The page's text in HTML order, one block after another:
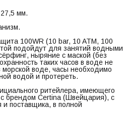
27,5 мм.
100WR (10 bar, 10 ATM, 100
подойдут для занятий водными
ныряние с маской (без
таких часов в воде не
воде, часы необходимо
водой и протереть.
ритейлера, имеющего
с брендом Certina (Швейцария), с
и поставщика, в полной